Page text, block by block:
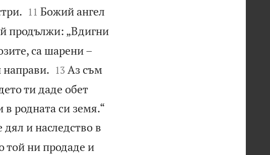

11 Божий ангел
продължи: „Вдигни
са шарени –
направи.
13 Аз съм
ти даде обет
в родната си земя.“
и наследство в
той ни продаде и